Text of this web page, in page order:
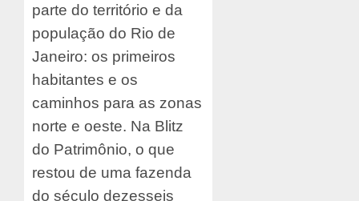
parte do território e da
população do Rio de
Janeiro: os primeiros
habitantes e os
caminhos para as zonas
norte e oeste. Na Blitz
do Patrimônio, o que
restou de uma fazenda
do século dezesseis